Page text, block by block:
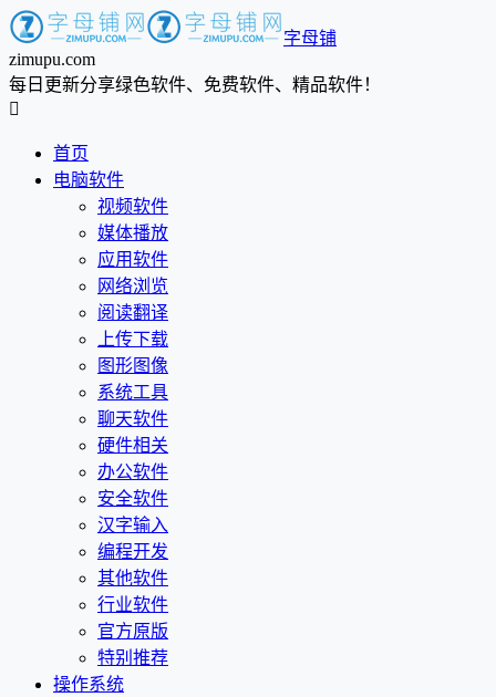
字母铺
zimupu.com
每日更新分享绿色软件、免费软件、精品软件！

首页
电脑软件
视频软件
媒体播放
应用软件
网络浏览
阅读翻译
上传下载
图形图像
系统工具
聊天软件
硬件相关
办公软件
安全软件
汉字输入
编程开发
其他软件
行业软件
官方原版
特别推荐
操作系统